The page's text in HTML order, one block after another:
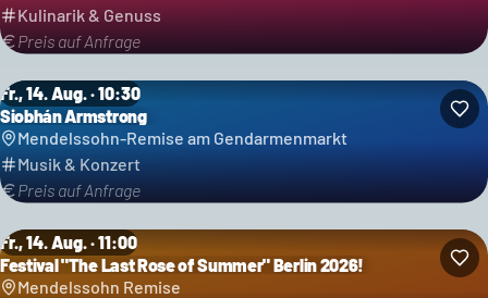
Kulinarik & Genuss
Preis auf Anfrage
Fr., 14. Aug. · 10:30
Siobhán Armstrong
Mendelssohn-Remise am Gendarmenmarkt
Musik & Konzert
Preis auf Anfrage
Fr., 14. Aug. · 11:00
Festival "The Last Rose of Summer" Berlin 2026!
Mendelssohn Remise
Kategorie: Festival